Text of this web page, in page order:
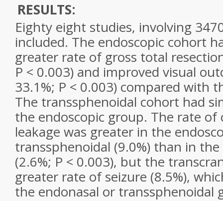
RESULTS:
Eighty eight studies, involving
included. The endoscopic cohort
greater rate of gross total
P < 0.003) and improved visual
33.1%; P < 0.003) compared with
The transsphenoidal cohort had
the endoscopic group. The rate of
leakage was greater in the
transsphenoidal (9.0%) than in
(2.6%; P < 0.003), but the
greater rate of seizure (8.5%),
the endonasal or transsphenoidal